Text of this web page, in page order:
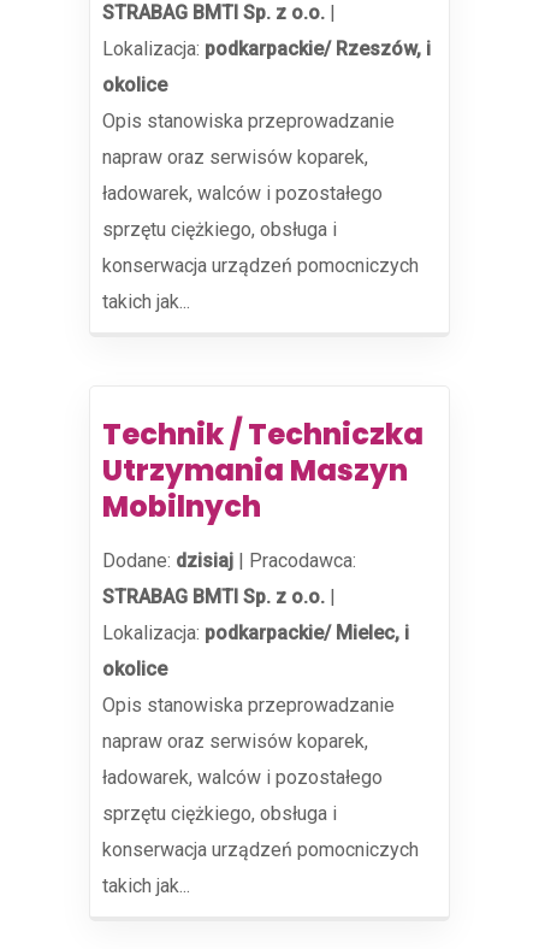
STRABAG BMTI Sp. z o.o. |
Lokalizacja: podkarpackie/ Rzeszów, i
okolice
Opis stanowiska przeprowadzanie
napraw oraz serwisów koparek,
ładowarek, walców i pozostałego
sprzętu ciężkiego, obsługa i
konserwacja urządzeń pomocniczych
takich jak...
Technik / Techniczka
Utrzymania Maszyn
Mobilnych
Dodane: dzisiaj | Pracodawca:
STRABAG BMTI Sp. z o.o. |
Lokalizacja: podkarpackie/ Mielec, i
okolice
Opis stanowiska przeprowadzanie
napraw oraz serwisów koparek,
ładowarek, walców i pozostałego
sprzętu ciężkiego, obsługa i
konserwacja urządzeń pomocniczych
takich jak...